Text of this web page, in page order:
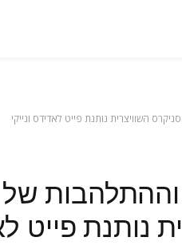
השוויצרית נותנת פייט לאדידס ונייקי
נותנת פייט